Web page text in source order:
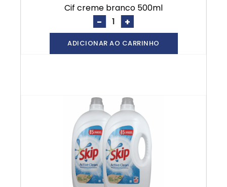
cif creme branco 500ml
- +
ADICIONAR AO CARRINHO